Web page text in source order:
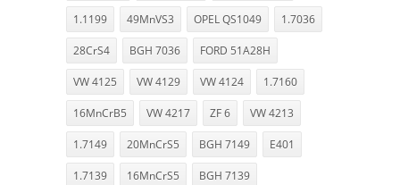
1.1199 49MnVS3 OPEL QS1049 1.7036
28CrS4 BGH 7036 FORD 51A28H
VW 4125 VW 4129 VW 4124 1.7160
16MnCrB5 VW 4217 ZF 6 VW 4213
1.7149 20MnCrS5 BGH 7149 E401
1.7139 16MnCrS5 BGH 7139